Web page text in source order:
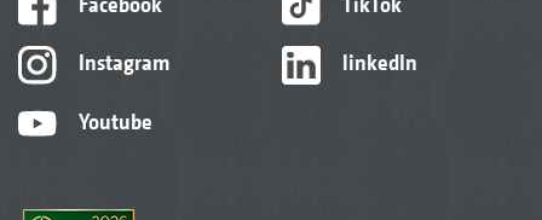
Instagram
Youtube
linkedIn